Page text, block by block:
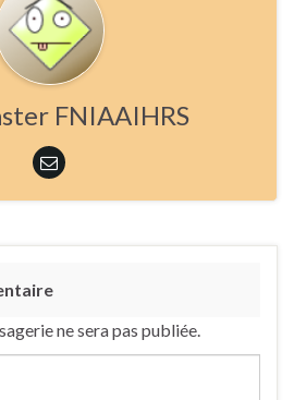
FNIAAIHRS
ne sera pas publiée.